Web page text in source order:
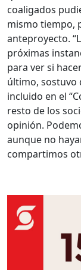
coaligados
mismo tiempo,
anteproyecto.
próximas
para ver si
último, sostuvo
incluido en el
resto de los
opinión.
aunque no
compartimos